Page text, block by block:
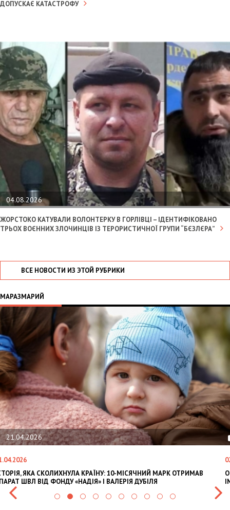
ДОПУСКАЄ КАТАСТРОФУ
04.08.2026
ЖОРСТОКО КАТУВАЛИ ВОЛОНТЕРКУ В ГОРЛІВЦІ – ІДЕНТИФІКОВАНО
ТРЬОХ ВОЄННИХ ЗЛОЧИНЦІВ ІЗ ТЕРОРИСТИЧНОЇ ГРУПИ “БЄЗЛЄРА”
ВСЕ НОВОСТИ ИЗ ЭТОЙ РУБРИКИ
МАРАЗМАРИЙ
02.02.2026
OLEKSII ABASOV: HOW UKRAINIAN BUSINESSES CAN ATTRACT
INTERNATIONAL INVESTMENTS AND HEDGE RISKS DURING WAR